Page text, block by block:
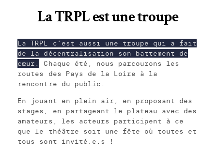
La TRPL est une troupe
La TRPL c’est aussi une troupe qui a fait
de la décentralisation son battement de
cœur.
Chaque été, nous parcourons les
routes des Pays de la Loire à la
rencontre du public.
En jouant en plein air, en proposant des
stages, en partageant le plateau avec des
amateurs, les acteurs participent à ce
que le théâtre soit une fête où toutes et
tous sont invité.e.s !